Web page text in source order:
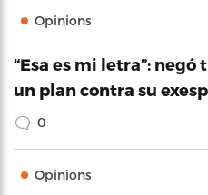
Opinions
“Esa es mi letra”:
un plan contra su
0
Opinions